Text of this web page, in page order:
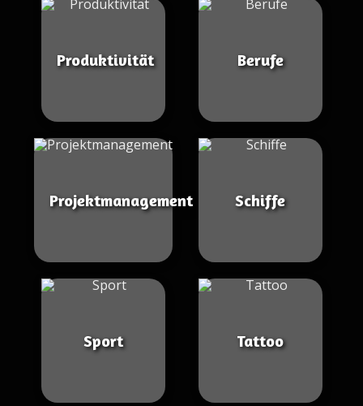
Produktivität Berufe
Projektmanagement Schiffe
Sport Tattoo